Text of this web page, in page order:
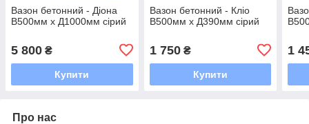
Вазон бетонний - Діона
В500мм х Д1000мм сірий
5 800 ₴
Купити
Вазон бетонний - Кліо
В500мм х Д390мм сірий
1 750₴
Купити
1
Про нас